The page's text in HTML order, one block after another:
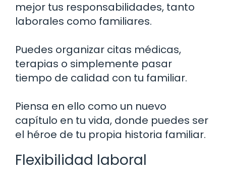
mejor tus responsabilidades, tanto
laborales como familiares.
Puedes organizar citas médicas,
terapias o simplemente pasar
tiempo de calidad con tu familiar.
Piensa en ello como un nuevo
capítulo en tu vida, donde puedes ser
el héroe de tu propia historia familiar.
Flexibilidad laboral